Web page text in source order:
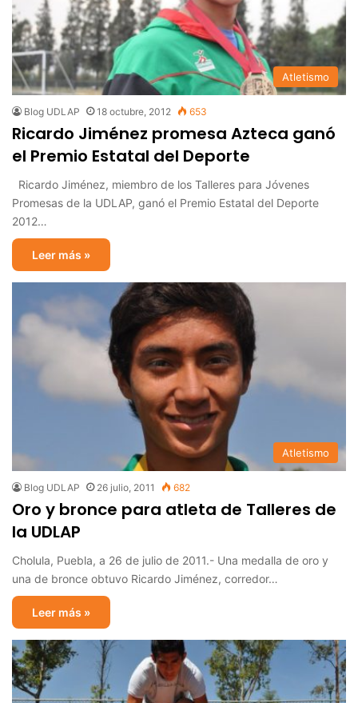
Atletismo
Blog UDLAP 18 octubre, 2012 653
Ricardo Jiménez promesa Azteca ganó
el Premio Estatal del Deporte
Ricardo Jiménez, miembro de los Talleres para Jóvenes
Promesas de la UDLAP, ganó el Premio Estatal del Deporte
2012…
Leer más »
Atletismo
Blog UDLAP 26 julio, 2011 682
Oro y bronce para atleta de Talleres de
la UDLAP
Cholula, Puebla, a 26 de julio de 2011.- Una medalla de oro y
una de bronce obtuvo Ricardo Jiménez, corredor…
Leer más »